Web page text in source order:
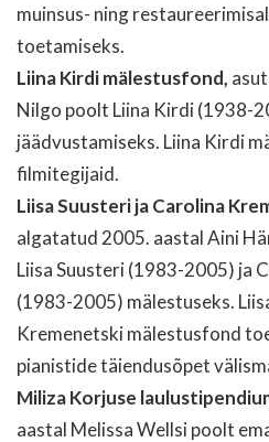
muinsus- ning
toetamiseks.
Liina Kirdi mälestusfond,
Nilgo poolt Liina Kirdi (1938-
jäädvustamiseks. Liina Kirdi
filmitegijaid.
Liisa Suusteri ja Carolina
algatatud 2005. aastal Aini
Liisa Suusteri (1983-2005) ja
(1983-2005) mälestuseks.
Kremenetski mälestusfond
pianistide täiendusõpet
Miliza Korjuse
aastal Melissa Wellsi poolt